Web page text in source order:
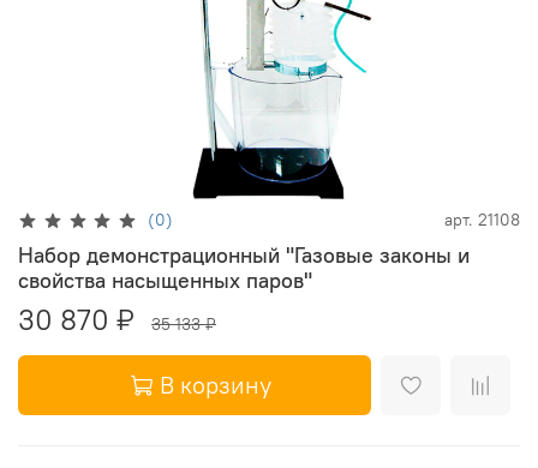
(0) арт. 21108
Набор демонстрационный "Газовые законы и
свойства насыщенных паров"
30 870 ₽ 35 133 ₽
В корзину